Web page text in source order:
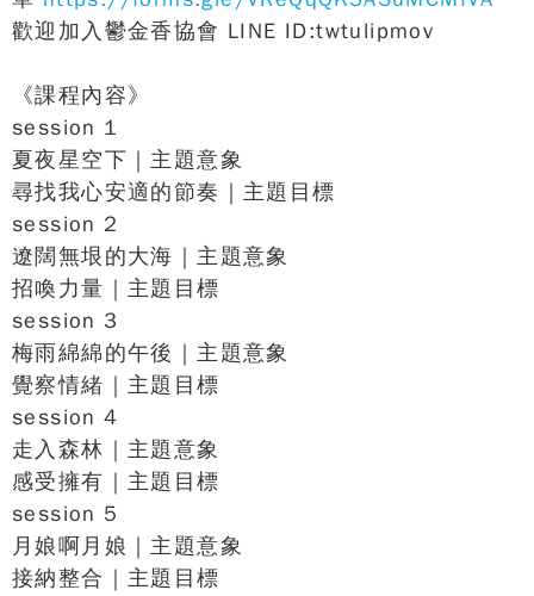
歡迎加入鬱金香協會 LINE ID:twtulipmov
《課程內容》
session 1
夏夜星空下｜主題意象
尋找我心安適的節奏｜主題目標
session 2
遼闊無垠的大海｜主題意象
招喚力量｜主題目標
session 3
梅雨綿綿的午後｜主題意象
覺察情緒｜主題目標
session 4
走入森林｜主題意象
感受擁有｜主題目標
session 5
月娘啊月娘｜主題意象
接納整合｜主題目標